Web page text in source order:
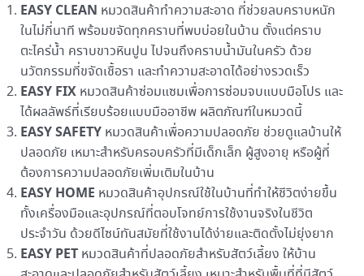
EASY CLEAN หมวดสินค้าทำความสะอาด ที่ช่วยลบคราบหนัก
ในไม่กี่นาที พร้อมขจัดทุกคราบที่พบบ่อยในบ้าน ตั้งแต่คราบ
ตะไคร่น้ำ คราบขาวหินปูน ไปจนถึงคราบน้ำมันในครัว ด้วย
นวัตกรรมที่ขจัดเชื้อรา และทำความสะอาดได้อย่างรวดเร็ว
EASY FIX หมวดสินค้าซ่อมแซมเพื่อการซ่อมจบแบบมือโปร และ
ได้ผลลัพธ์ที่เรียบร้อยแบบมืออาชีพ ผลิตภัณฑ์ในหมวดนี้
EASY SAFETYหมวดสินค้าเพื่อความปลอดภัย ช่วยดูแลบ้านให้
ปลอดภัย เหมาะสำหรับครอบครัวที่มีเด็กเล็ก ผู้สูงอายุ หรือผู้ที่
ต้องการความปลอดภัยเพิ่มเติมในบ้าน
EASY HOME หมวดสินค้าอุปกรณ์ใช้ในบ้านที่ทำให้ชีวิตง่ายขึ้น
ทั้งเครื่องมือและอุปกรณ์ที่ตอบโจทย์การใช้งานจริงในชีวิต
ประจำวัน ด้วยดีไซน์ทันสมัยที่ใช้งานได้ง่ายและติดตั้งไม่ยุ่งยาก
EASY PETหมวดสินค้าที่ปลอดภัยสำหรับสัตว์เลี้ยง ให้บ้าน